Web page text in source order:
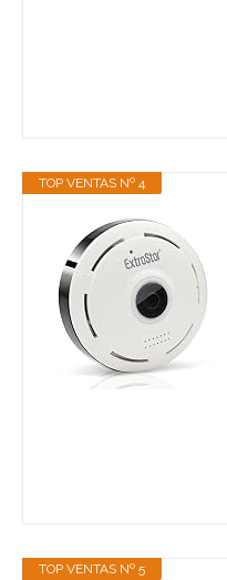
TOP VENTAS Nº 4
TOP VENTAS Nº 5